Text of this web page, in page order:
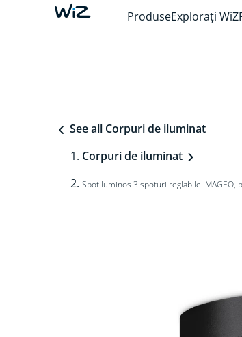
ProduseExplorați WiZ
See all Corpuri de iluminat
Corpuri de iluminat
Spot luminos 3 spoturi reglabile IMAGEO,